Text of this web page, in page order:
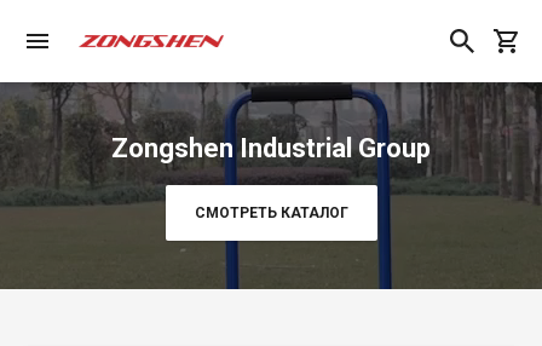
Zongshen Industrial Group
СМОТРЕТЬ КАТАЛОГ